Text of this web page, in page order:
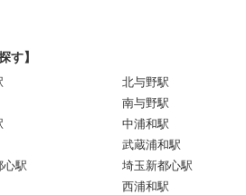
す】
心駅
北与野駅
南与野駅
中浦和駅
武蔵浦和駅
埼玉新都心駅
西浦和駅